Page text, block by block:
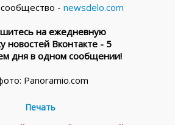
- newsdelo.com
на ежедневную
новостей Вконтакте - 5
дня в одном сообщении!
Panoramio.com
Печать